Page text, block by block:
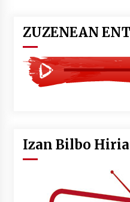
ZUZENEAN
Izan Bilbo